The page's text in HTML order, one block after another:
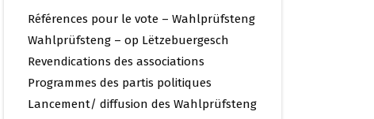
Références pour le vote – Wahlprüfsteng
Wahlprüfsteng – op Lëtzebuergesch
Revendications des associations
Programmes des partis politiques
Lancement/ diffusion des Wahlprüfsteng